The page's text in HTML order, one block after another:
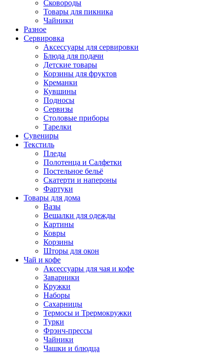
Сковороды
Товары для пикника
Чайники
Разное
Сервировка
Аксессуары для сервировки
Блюда для подачи
Детские товары
Корзины для фруктов
Креманки
Кувшины
Подносы
Сервизы
Столовые приборы
Тарелки
Сувениры
Текстиль
Пледы
Полотенца и Салфетки
Постельное бельё
Скатерти и напероны
Фартуки
Товары для дома
Вазы
Вешалки для одежды
Картины
Ковры
Корзины
Шторы для окон
Чай и кофе
Аксессуары для чая и кофе
Заварники
Кружки
Наборы
Сахарницы
Термосы и Трермокружки
Турки
Фрэнч-прессы
Чайники
Чашки и блюдца